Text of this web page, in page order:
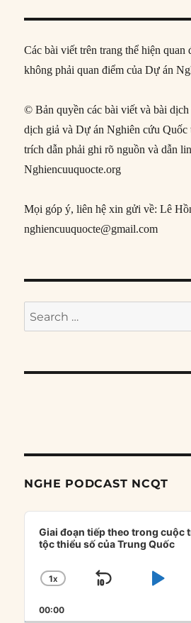
Các bài viết trên trang thể hiện quan
không phải quan điểm của Dự án
© Bản quyền các bài viết và bài dịch
dịch giả và Dự án Nghiên cứu Quốc
trích dẫn phải ghi rõ nguồn và dẫn
Nghiencuuquocte.org
Mọi góp ý, liên hệ xin gửi về: Lê
nghiencuuquocte@gmail.com
Search
for:
NGHE PODCAST NCQT
Audio
Player
Giai đoạn tiếp theo trong cuộc
tộc thiểu số của Trung Quốc
CHANGE
RATE
1X
SKIP
00:00